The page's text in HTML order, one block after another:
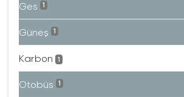
Ges 1
Güneş 1
Karbon 1
Otobüs 1